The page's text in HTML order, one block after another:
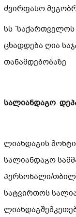
ძვირფასო
სს ”საქართველოს
ცხადდება ღია
თანამდებობაზე
სალიანდაგო
ლიანდაგის
სალიანდაგო
პერსონალი/
სატვირთოს